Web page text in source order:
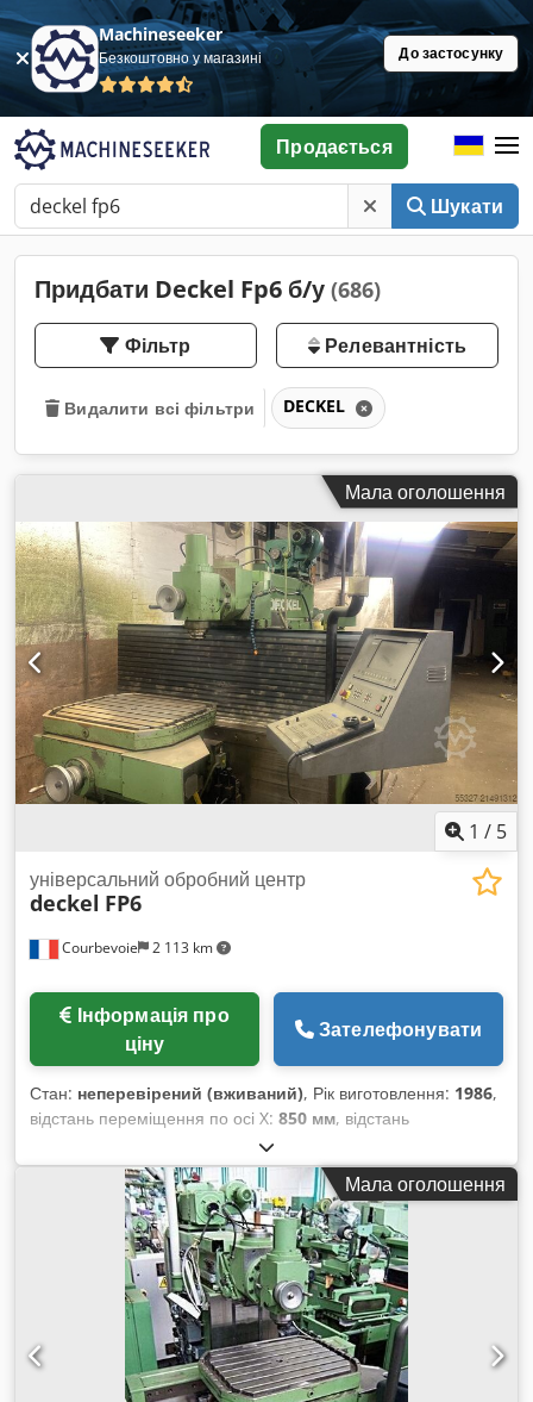
Machineseeker
Безкоштовно у магазині До застосунку
Шукати
Продається
Придбати Deckel Fp6 б/у (686)
Фільтр Релевантність
Видалити всі фільтри DECKEL
Мала оголошення
1 / 5
Courbevoie 2 113 km
універсальний обробний центр
deckel FP6
ціну
Зателефонувати
Стан: неперевірений (вживаний), Рік виготовлення: 1986,
відстань переміщення по осі X: 850 мм, відстань
700 мм, відстань переміщення осі Z:
600 мм, загальна вага:6 000 кг, Система керування
Heidenhain TNC 426 Універсальний стіл 900 x 700 мм
Dsdpeyt Nxuefx Ab Eskr Переміщення по осях X/Y/Z: 850 x
700 x 600 мм Максимальна швидкість шпинделя: 6000 об/хв
Вага: 6000 кг
Мала оголошення